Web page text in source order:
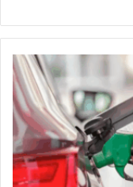
Incremento
de
US$0.11
en
gasolinas
y
US$0.07
en